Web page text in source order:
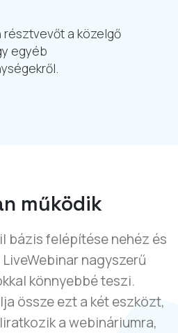
résztvevőt a közelgő
egyéb
működik
bázis felépítése nehéz és
nagyszerű
könnyebbé teszi.
össze ezt a két eszközt,
a webináriumra,